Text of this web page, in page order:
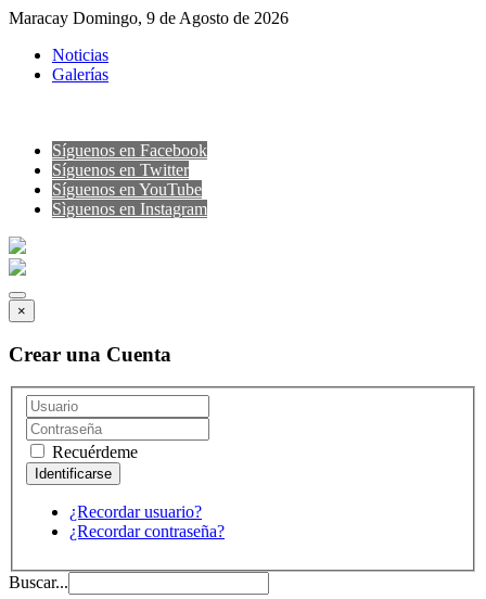
Maracay Domingo, 9 de Agosto de 2026
Noticias
Galerías
Síguenos en Facebook
Síguenos en Twitter
Síguenos en YouTube
Sìguenos en Instagram
×
Crear una Cuenta
Recuérdeme
¿Recordar usuario?
¿Recordar contraseña?
Buscar...